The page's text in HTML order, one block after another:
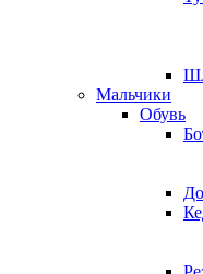
Мальчики
Обувь